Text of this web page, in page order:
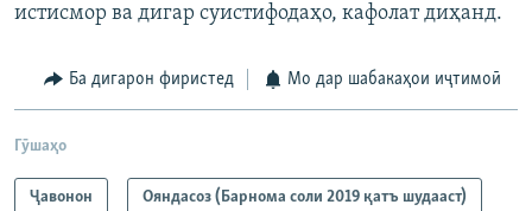
истисмор ва дигар суистифодаҳо, кафолат диҳанд.
Ба дигарон фиристед Мо дар шабакаҳои иҷтимоӣ
Гӯшаҳо
Ҷавонон Ояндасоз (Барнома соли 2019 қатъ шудааст)